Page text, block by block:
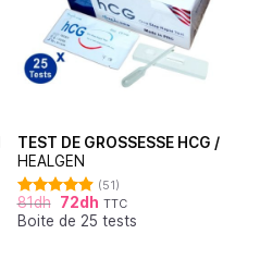
TEST DE GROSSESSE HCG /
HEALGEN
Note
4.88
sur 5
(51)
81dh 72dh TTC
Boite de 25 tests